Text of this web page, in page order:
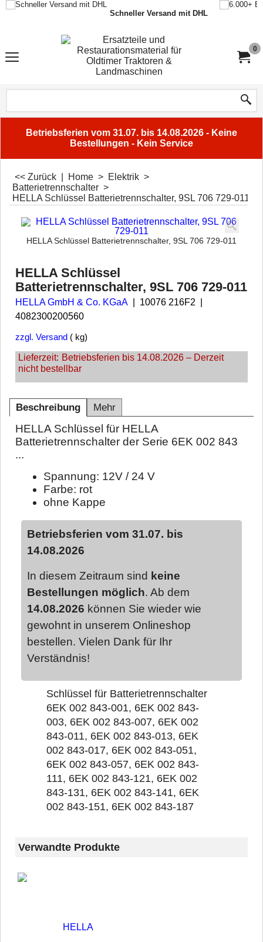
Schneller Versand mit DHL
0
Betriebsferien vom 31.07. bis 14.08.2026 - Keine
Bestellungen - Kein Service
<< Zurück Home > Elektrik >
Batterietrennschalter >
HELLA Schlüssel Batterietrennschalter, 9SL 706 729-011
HELLA Schlüssel Batterietrennschalter, 9SL 706 729-011
HELLA Schlüssel
Batterietrennschalter, 9SL 706 729-011
HELLA GmbH & Co. KGaA
10076 216F2
4082300200560
zzgl. Versand kg
Lieferzeit: Betriebsferien bis 14.08.2026 – Derzeit
nicht bestellbar
Beschreibung Mehr
HELLA Schlüssel für HELLA
Batterietrennschalter der Serie 6EK 002 843
...
Spannung: 12V / 24 V
Farbe: rot
ohne Kappe
Betriebsferien vom 31.07. bis
14.08.2026
In diesem Zeitraum sind keine
Bestellungen möglich. Ab dem
14.08.2026 können Sie wieder wie
gewohnt in unserem Onlineshop
bestellen. Vielen Dank für Ihr
Verständnis!
Schlüssel für Batterietrennschalter
6EK 002 843-001, 6EK 002 843-
003, 6EK 002 843-007, 6EK 002
843-011, 6EK 002 843-013, 6EK
002 843-017, 6EK 002 843-051,
6EK 002 843-057, 6EK 002 843-
111, 6EK 002 843-121, 6EK 002
843-131, 6EK 002 843-141, 6EK
002 843-151, 6EK 002 843-187
Verwandte Produkte